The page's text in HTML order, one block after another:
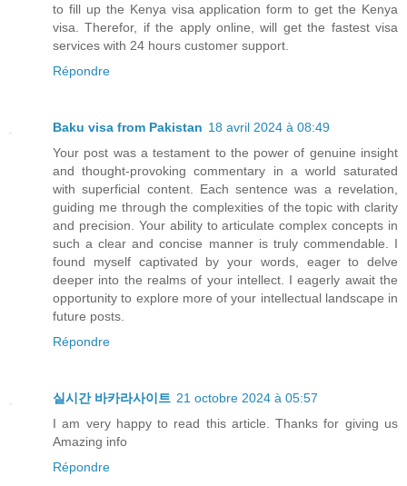
to fill up the Kenya visa application form to get the Kenya
visa. Therefor, if the apply online, will get the fastest visa
services with 24 hours customer support.
Répondre
Baku visa from Pakistan 18 avril 2024 à 08:49
Your post was a testament to the power of genuine insight
and thought-provoking commentary in a world saturated
with superficial content. Each sentence was a revelation,
guiding me through the complexities of the topic with clarity
and precision. Your ability to articulate complex concepts in
such a clear and concise manner is truly commendable. I
found myself captivated by your words, eager to delve
deeper into the realms of your intellect. I eagerly await the
opportunity to explore more of your intellectual landscape in
future posts.
Répondre
실시간 바카라사이트 21 octobre 2024 à 05:57
I am very happy to read this article. Thanks for giving us
Amazing info
Répondre